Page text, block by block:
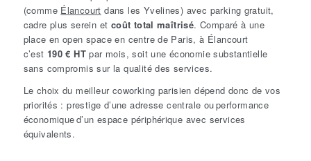
(comme Élancourt dans les Yvelines) avec parking gratuit,
cadre plus serein et coût total maîtrisé. Comparé à une
place en open space en centre de Paris, à Élancourt
c’est 190 € HT par mois, soit une économie substantielle
sans compromis sur la qualité des services.
Le choix du meilleur coworking parisien dépend donc de vos
priorités : prestige d’une adresse centrale ou performance
économique d’un espace périphérique avec services
équivalents.